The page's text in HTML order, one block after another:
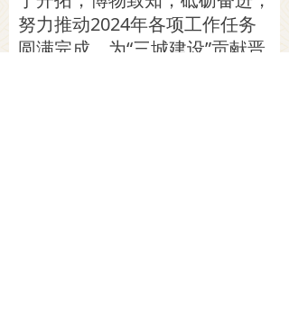
努力推动2024年各项工作任务
圆满完成，为“三城建设”贡献晋